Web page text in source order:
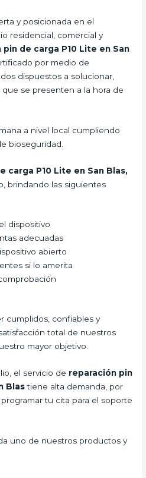
y posicionada en el
residencial, comercial y
pin de carga P10 Lite en San
por medio de
dispuestos a solucionar,
que se presenten a la hora de
a nivel local cumpliendo
bioseguridad.
carga P10 Lite en San Blas,
brindando las siguientes
dispositivo
adecuadas
abierto
si lo amerita
cumplidos, confiables y
total de nuestros
mayor objetivo.
el servicio de reparación pin
Blastiene alta demanda, por
tu cita para el soporte
uno de nuestros productos y